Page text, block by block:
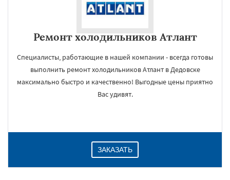
Ремонт холодильников Атлант
Специалисты, работающие в нашей компании - всегда готовы
выполнить ремонт холодильников Атлант в Дедовске
максимально быстро и качественно! Выгодные цены приятно
Вас удивят.
ЗАКАЗАТЬ